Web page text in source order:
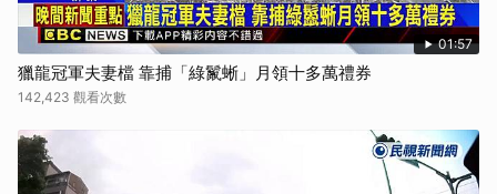
01:57
獵龍冠軍夫妻檔 靠捕「綠鬣蜥」月領十多萬禮券
142,423 觀看次數